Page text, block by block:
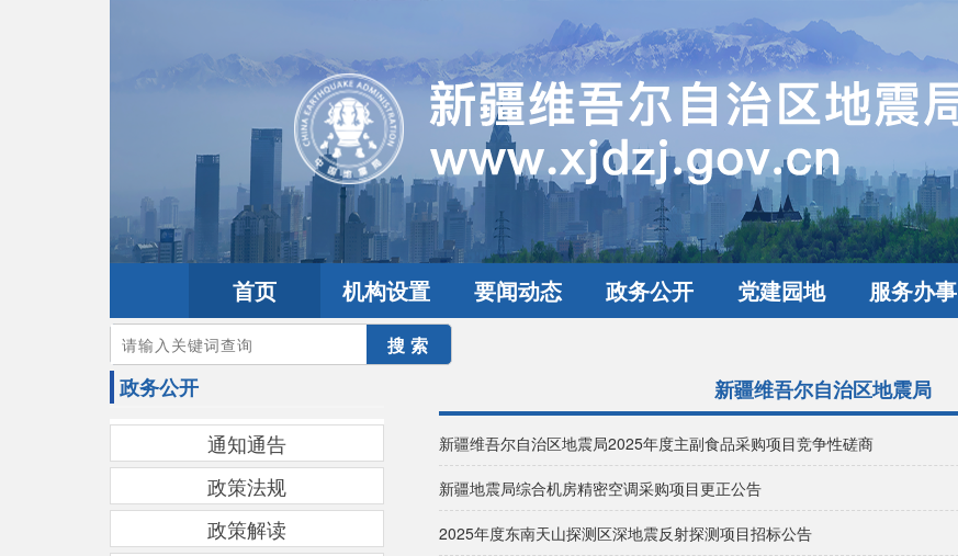
首页 机构设置 要闻动态 政务公开 党建园地 服务办事
您的当前位置：首页>政务公开
政务公开
通知通告
政策法规
政策解读
新疆维吾尔自治区地震局
新疆维吾尔自治区地震局2025年度主副食品采购项目竞争性磋商
新疆地震局综合机房精密空调采购项目更正公告
2025年度东南天山探测区深地震反射探测项目招标公告